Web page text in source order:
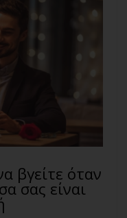
βγείτε όταν
σας είναι